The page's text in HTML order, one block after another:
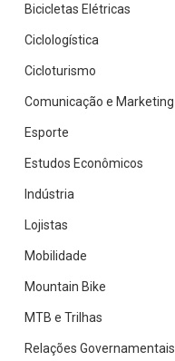
Bicicletas Elétricas
Ciclologística
Cicloturismo
Comunicação e Marketing
Esporte
Estudos Econômicos
Indústria
Lojistas
Mobilidade
Mountain Bike
MTB e Trilhas
Relações Governamentais